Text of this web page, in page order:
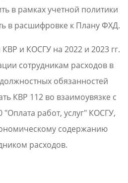
в рамках учетной политики
в расшифровке к Плану ФХД.
и КОСГУ на 2022 и 2023 гг.
сотрудникам расходов в
обязанностей
КВР 112 во взаимоувязке с
"Оплата работ, услуг" КОСГУ,
содержанию
расходов.